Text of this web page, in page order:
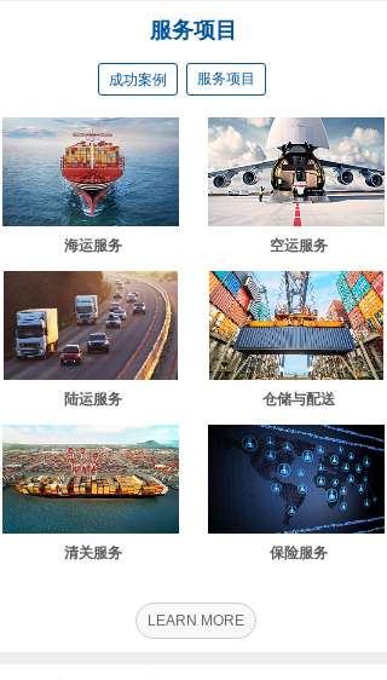
服务项目
成功案例 服务项目
海运服务 空运服务
陆运服务 仓储与配送​
清关服务 保险服务
LEARN MORE